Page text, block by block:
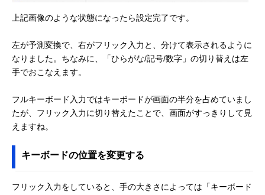
上記画像のような状態になったら設定完了です。
左が予測変換で、右がフリック入力と、分けて表示されるように
なりました。ちなみに、「ひらがな/記号/数字」の切り替えは左
手でおこなえます。
フルキーボード入力ではキーボードが画面の半分を占めていまし
たが、フリック入力に切り替えたことで、画面がすっきりして見
えますね。
キーボードの位置を変更する
フリック入力をしていると、手の大きさによっては「キーボード